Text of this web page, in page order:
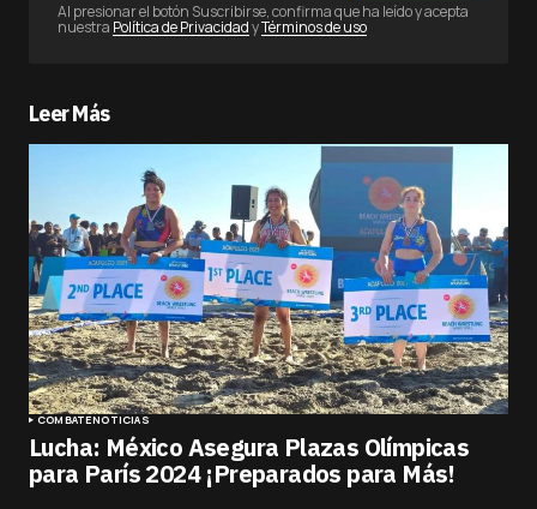
Al presionar el botón Suscribirse, confirma que ha leído y acepta
nuestra Política de PrivacidadyTérminos de uso
Leer Más
COMBATENOTICIAS
Lucha: México Asegura Plazas Olímpicas
para París 2024 ¡Preparados para Más!